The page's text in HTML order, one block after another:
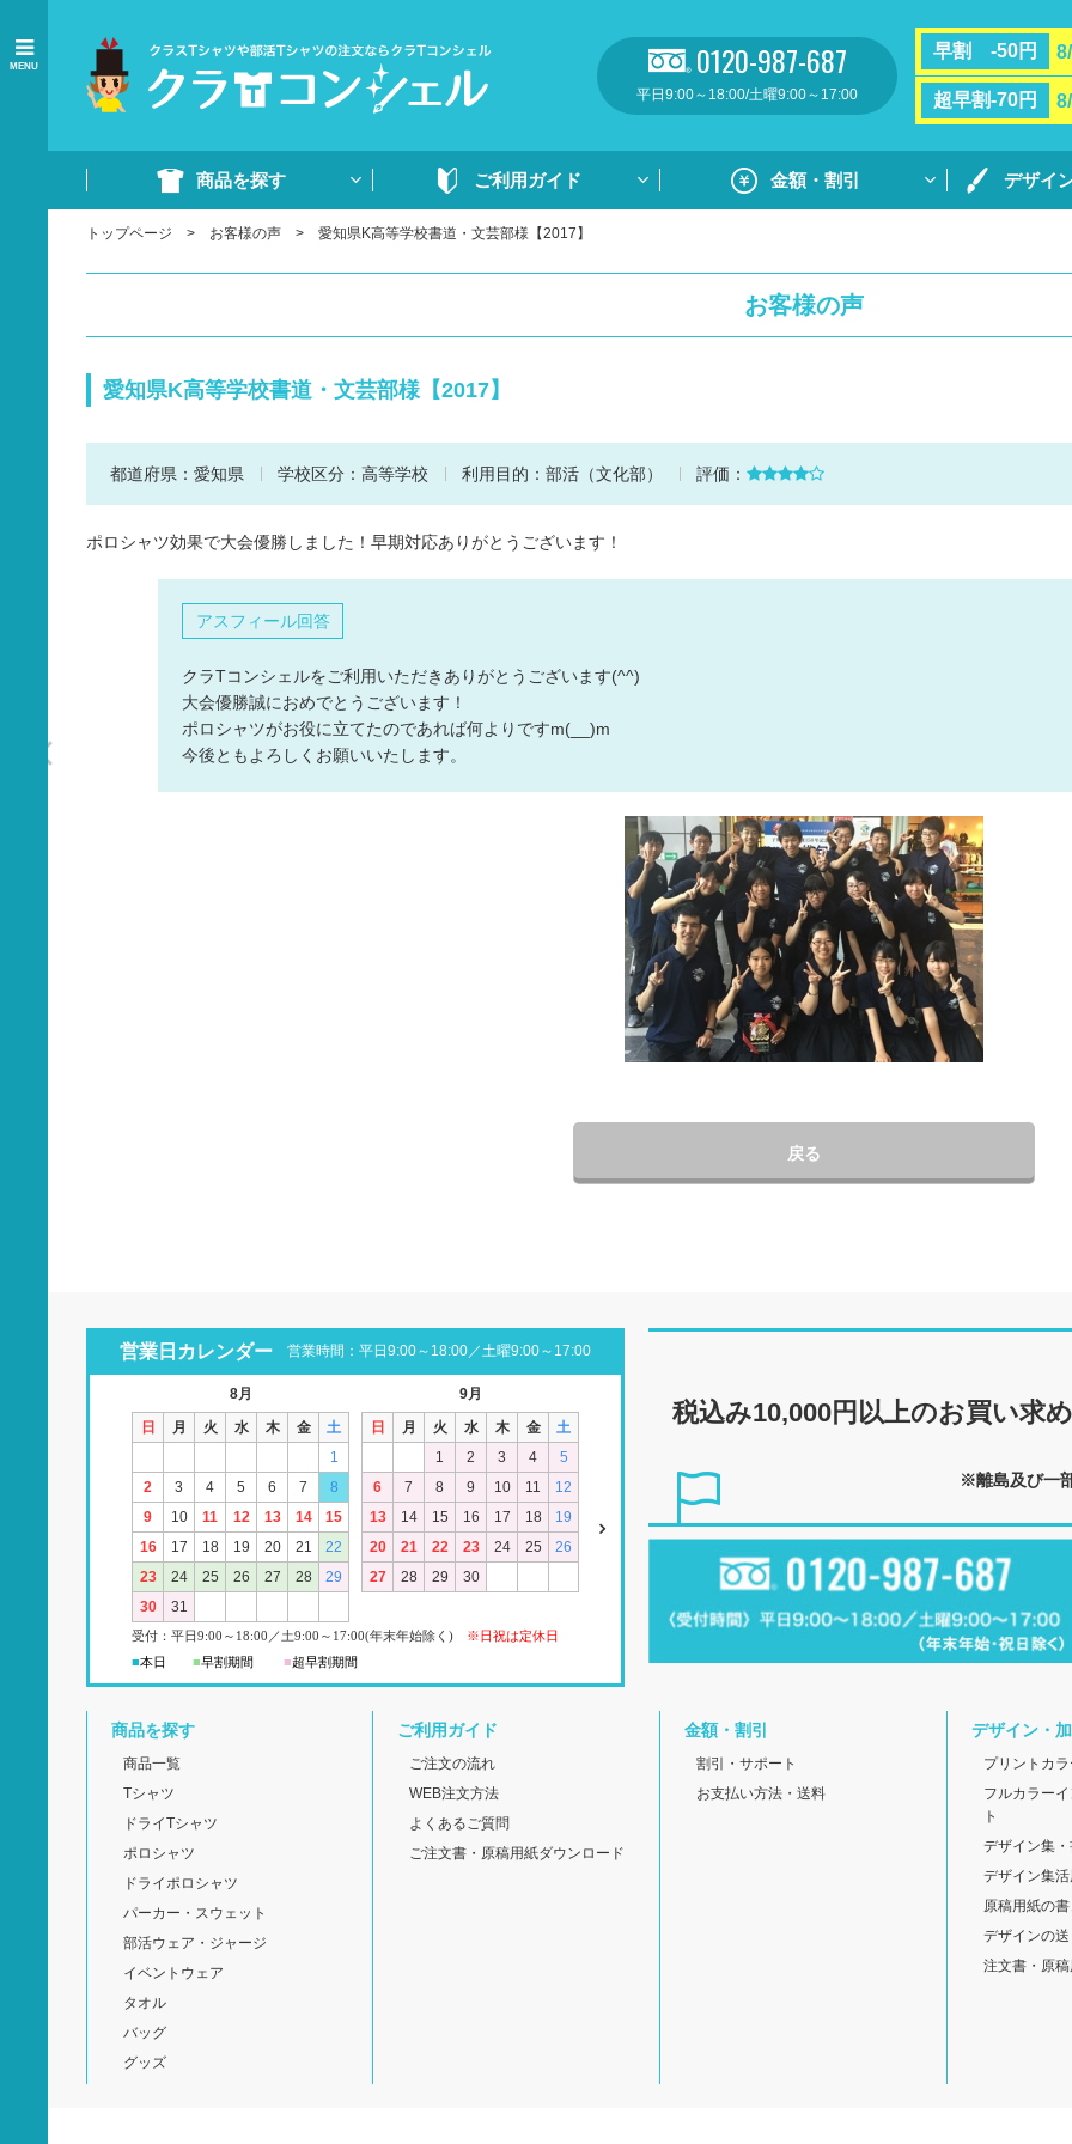
0120-987-687
平日9:00～18:00/土曜9:00～17:00
早割 -50円
超早割-70円
商品を探す
ドライポロシャツ
スウェット・パンツ
部活ウェア・ジャージ
ご利用ガイド
ード
金額・割引
お支払い方法・送料
デザイ
トップページ お客様の声 愛知県K高等学校書道・文芸部様【2017】
お客様の声
愛知県K高等学校書道・文芸部様【2017】
都道府県： 愛知県 学校区分： 高等学校 利用目的： 部活（文化部） 評価：
ポロシャツ効果で大会優勝しました！早期対応ありがとうございます！
アスフィール回答
クラTコンシェルをご利用いただきありがとうございます(^^)
大会優勝誠におめでとうございます！
ポロシャツがお役に立てたのであれば何よりですm(__)m
今後ともよろしくお願いいたします。
戻る
営業日カレンダー 営業時間：平日9:00～18:00／土曜9:00～17:00
8月
日
月 火 水 木 金
土
1
2
3 4 5 6 7
8
9
10 11 12 13 14
15
16
17 18 19 20 21
22
23
24 25 26 27 28
29
30
31
9月
日
月 火 水 木 金
土
1
2 3 4
5
6
7 8 9 10 11
12
13
14 15 16 17 18
19
20
21 22 23 24 25
26
27
28 29 30
受付：平日9:00 ～18:00 ／ 土9:00 ～ 17:00(年末年始除く) ※日祝は定休日
■本日 ■早割期間 ■超早割期間
税込み10,000円以上のお買い求
※離島及び一
商品を探す
商品一覧
Tシャツ
ドライTシャツ
ポロシャツ
ドライポロシャツ
パーカー・スウェット
部活ウェア・ジャージ
イベントウェア
タオル
バッグ
グッズ
ご利用ガイド
ご注文の流れ
WEB注文方法
よくあるご質問
ご注文書・原稿用紙ダウンロード
金額・割引
割引・サポート
お支払い方法・送料
デザイン・
プリントカ
フルカラー
ト
デザイン集
デザイン集
原稿用紙の
デザインの
注文書・原
MENU